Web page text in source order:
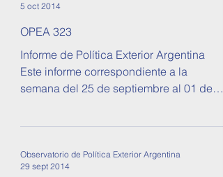
5 oct 2014
OPEA 323
Informe de Política Exterior Argentina
Este informe correspondiente a la
semana del 25 de septiembre al 01 de
Observatorio de Política Exterior Argentina
29 sept 2014